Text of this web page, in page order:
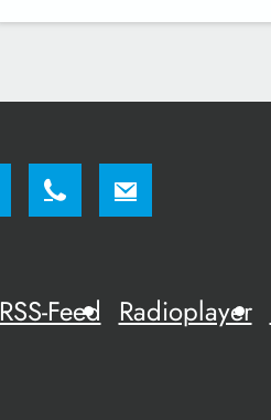
RSS-Feed Radioplayer